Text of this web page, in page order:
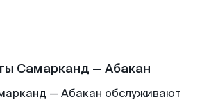
Самарканд — Абакан
— Абакан обслуживают